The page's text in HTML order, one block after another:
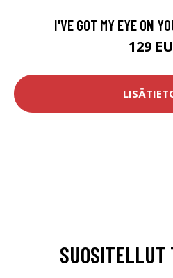
I'VE GOT MY EYE ON
129
SUOSITELLUT